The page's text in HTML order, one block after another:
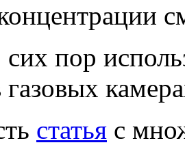
пор
газовых
статья с